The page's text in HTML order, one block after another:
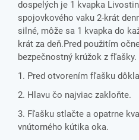
dospelých je 1 kvapka
spojovkového vaku 2-krát
silné, môže sa 1 kvapka do
krát za deň.Pred použitím
bezpečnostný krúžok z fľašky.
1. Pred otvorením fľašku
2. Hlavu čo najviac zakloňte.
3. Fľašku stlačte a opatrne
vnútorného kútika oka.